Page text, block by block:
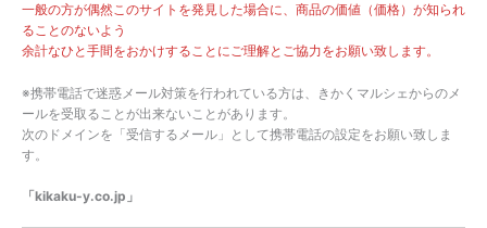
一般の方が偶然このサイトを発見した場合に、商品の価値（価格）が知られ
ることのないよう
余計なひと手間をおかけすることにご理解とご協力をお願い致します。
※携帯電話で迷惑メール対策を行われている方は、きかくマルシェからのメ
ールを受取ることが出来ないことがあります。
次のドメインを「受信するメール」として携帯電話の設定をお願い致しま
す。
「kikaku-y.co.jp」